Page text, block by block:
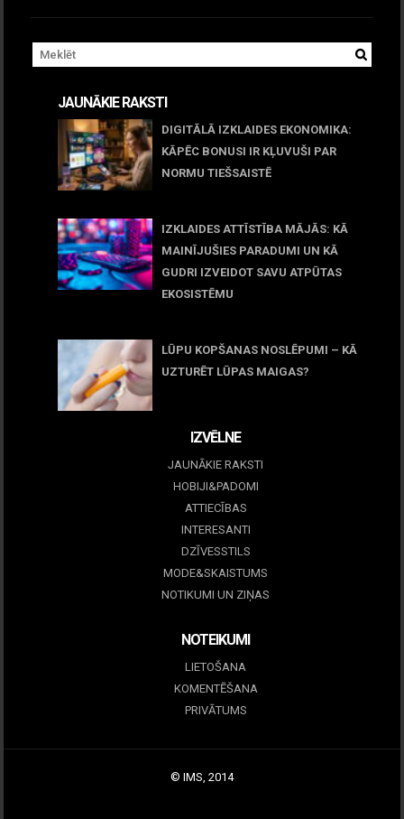
JAUNĀKIE RAKSTI
DIGITĀLĀ IZKLAIDES EKONOMIKA:
KĀPĒC BONUSI IR KĻUVUŠI PAR
NORMU TIEŠSAISTĒ
IZKLAIDES ATTĪSTĪBA MĀJĀS: KĀ
MAINĪJUŠIES PARADUMI UN KĀ
GUDRI IZVEIDOT SAVU ATPŪTAS
EKOSISTĒMU
LŪPU KOPŠANAS NOSLĒPUMI – KĀ
UZTURĒT LŪPAS MAIGAS?
IZVĒLNE
JAUNĀKIE RAKSTI
HOBIJI&PADOMI
ATTIECĪBAS
INTERESANTI
DZĪVESSTILS
MODE&SKAISTUMS
NOTIKUMI UN ZIŅAS
NOTEIKUMI
LIETOŠANA
KOMENTĒŠANA
PRIVĀTUMS
© IMS, 2014